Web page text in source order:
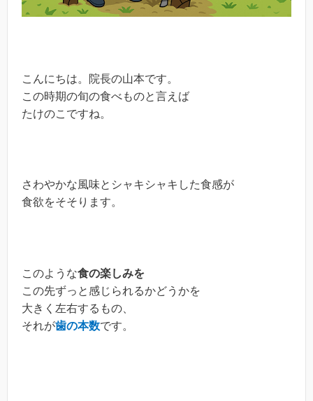
こんにちは。院長の山本です。
この時期の旬の食べものと言えば
たけのこですね。
さわやかな風味とシャキシャキした食感が
食欲をそそります。
このような食の楽しみを
この先ずっと感じられるかどうかを
大きく左右するもの、
それが歯の本数です。